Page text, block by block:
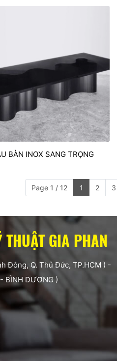
BÀN INOX SANG TRỌNG
Page 1 / 12 1 2 3
GIA PHAN
Đông, Q. Thủ Đức, TP.HCM ) -
BÌNH DƯƠNG )